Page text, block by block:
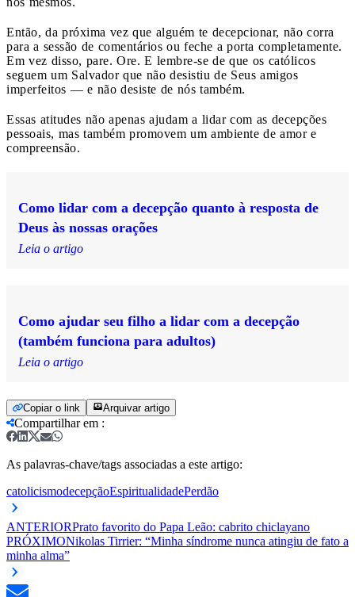
Então, da próxima vez que alguém te decepcionar, não corra
para a sessão de comentários ou feche a porta completamente.
Em vez disso, pare. Ore. E lembre-se de que os católicos
seguem um Salvador que não desistiu de Seus amigos
imperfeitos — e não desiste de nós também.
Essas atitudes não apenas ajudam a lidar com as decepções
pessoais, mas também promovem um ambiente de amor e
compreensão.
Como lidar com a decepção quanto à resposta de
Deus às nossas orações
Leia o artigo
Como ajudar seu filho a lidar com a decepção
(também funciona para adultos)
Leia o artigo
Copiar o link Arquivar artigo
Compartilhar em :
As palavras-chave/tags associadas a este artigo:
catolicismodecepçãoEspiritualidadePerdão
ANTERIORPrato favorito do Papa Leão: cabrito chiclayano
PRÓXIMONikolas Tirrier: “Minha síndrome nunca atingiu de fato a
minha alma”